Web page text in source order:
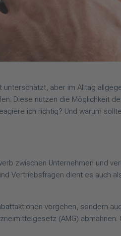
aber im Alltag
Diese nutzen die Möglichkeit
ich richtig? Und warum
zwischen Unternehmen und
Vertriebsfragen dient es auch
vorgehen, sondern
(AMG)